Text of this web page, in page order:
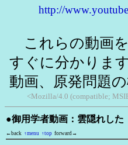
http://
これらの動画
すぐに分かりま
動画、原発問題
<Mozilla/4.0 (compatible;
●御用学者動画：雲隠れし
←back ↑menu ↑top forward→